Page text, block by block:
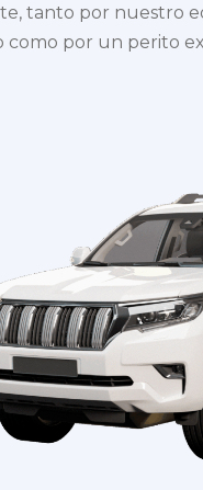
tanto por nuestro
como por un perito